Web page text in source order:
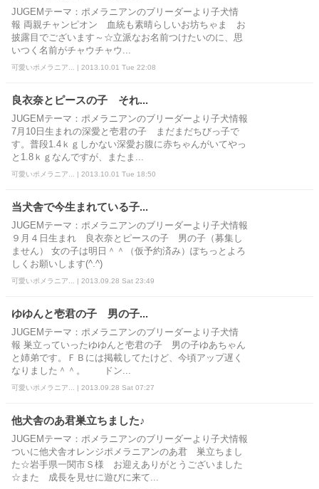
JUGEMテーマ：ポメラニアンのブリーダーより子犬情
報 両親チャンピオン 血統も素晴らしいお坊ちゃま お
披露目でございます～☆立派なお名前つけたいのに、思
いつく名前がチャウチャウ...
可愛いポメラニア... | 2013.10.01 Tue 22:08
良衣奈とピースの子 それ...
JUGEMテーマ：ポメラニアンのブリーダーより子犬情報
7月10日生まれの深愛と壱君の子 まだまだちびっ子で
す。普段1.4ｋｇしかない深愛お腹に赤ちゃんがいてやっ
と1.8ｋｇなんですが、またま...
可愛いポメラニア... | 2013.10.01 Tue 18:50
当犬舎で今生まれている子...
JUGEMテーマ：ポメラニアンのブリーダーより子犬情報
９月４日生まれ 良衣奈とピースの子 男の子（募集し
ません） 女の子は明日＾＾（仮予約済み）ぽちっとよろ
しくお願いします(^.^)
可愛いポメラニア... | 2013.09.28 Sat 23:49
ゆゆんと壱君の子 男の子...
JUGEMテーマ：ポメラニアンのブリーダーより子犬情
報 巣立っていったゆゆんと壱君の子 男の子ゆあちゃん
と姉弟です。ＦＢには掲載してたけど、今頃アップ遅く
なりました＾＾。 ドン...
可愛いポメラニア... | 2013.09.28 Sat 07:27
他犬舎のあ君巣立ちました♪
JUGEMテーマ：ポメラニアンのブリーダーより子犬情報
ついに他犬舎オレンジポメラニアンのあ君 巣立ちまし
た☆岩手県一関市Ｓ様 お迎えありがとうございました
☆また 成長を見せに遊びに来て...